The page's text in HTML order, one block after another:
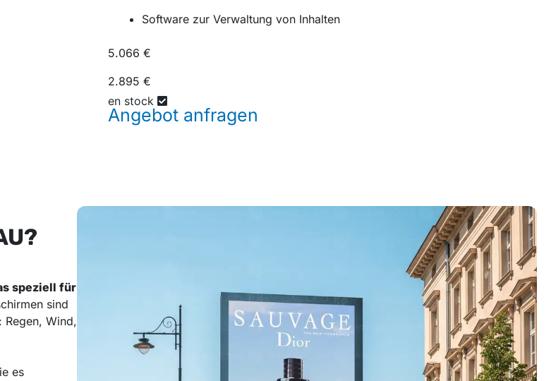
Software zur Verwaltung von Inhalten
5.066 €
2.895 €
en stock
Angebot anfragen
speziell für
sind
Regen, Wind,
es